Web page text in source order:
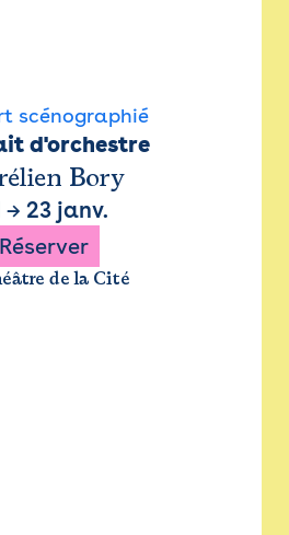
scénographié
d'orchestre
Bory
→ 23 janv.
Réserver
de la Cité